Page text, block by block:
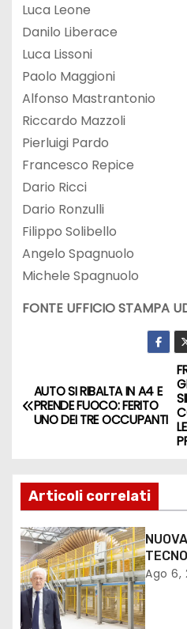
Luca Leone
Danilo Liberace
Luca Lissoni
Paolo Maggioni
Alfonso Mastrantonio
Riccardo Mazzoli
Pierluigi Pardo
Francesco Repice
Dario Ricci
Dario Ronzulli
Filippo Solibello
Angelo Spagnuolo
Michele Spagnuolo
FONTE UFFICIO STAMPA
AUTO SI RIBALTA IN A4 E
PRENDE FUOCO: FERITO
UNO DEI TRE OCCUPANTI
Articoli correlati
PER I
Ago 6,